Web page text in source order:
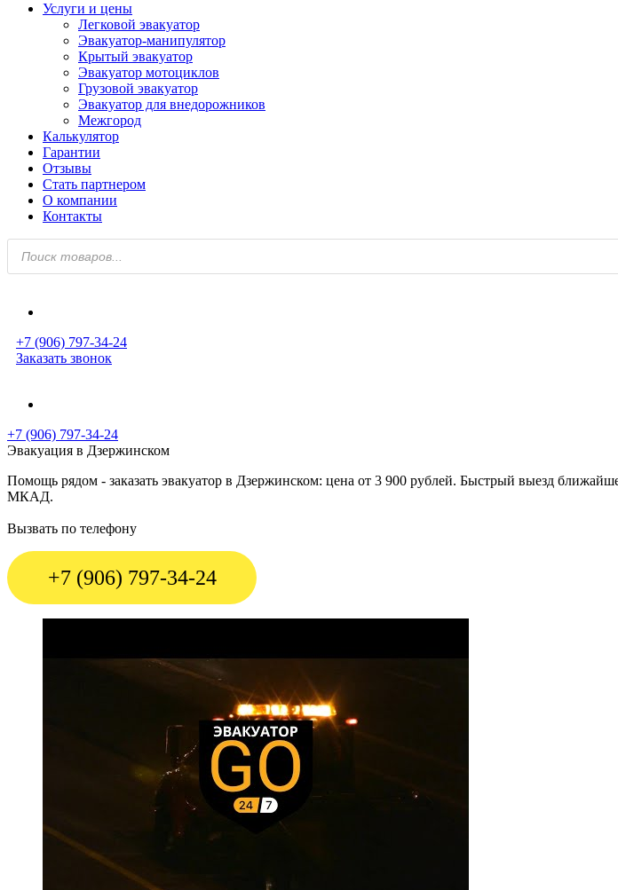
Услуги и цены
Легковой эвакуатор
Эвакуатор-манипулятор
Крытый эвакуатор
Эвакуатор мотоциклов
Грузовой эвакуатор
Эвакуатор для внедорожников
Межгород
Калькулятор
Гарантии
Отзывы
Стать партнером
О компании
Контакты
Поиск
товаров
+7 (906) 797-34-24
Заказать звонок
+7 (906) 797-34-24
Эвакуация в Дзержинском
Помощь рядом - заказать эвакуатор в Дзержинском: цена от 3 900 рублей. Быстрый выезд
МКАД.
Вызвать по телефону
+7 (906) 797-34-24